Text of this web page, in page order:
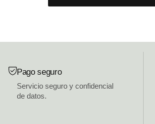
Pago seguro
Servicio seguro y confidencial
de datos.